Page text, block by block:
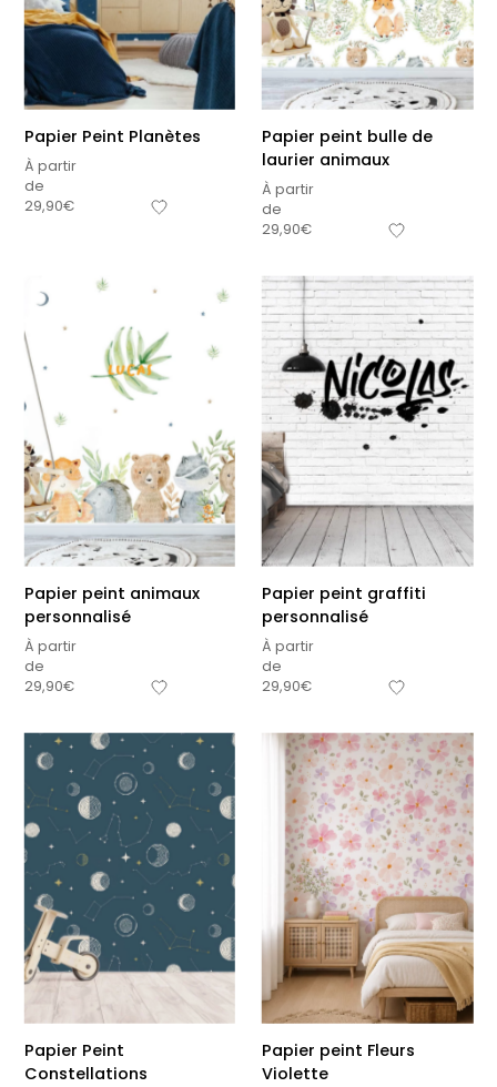
Papier Peint Planètes
À partir
de
29,90€
Papier peint bulle de
laurier animaux
À partir
de
29,90€
Papier peint animaux
personnalisé
À partir
de
29,90€
Papier peint graffiti
personnalisé
À partir
de
29,90€
Papier Peint
Constellations
Papier peint Fleurs
Violette